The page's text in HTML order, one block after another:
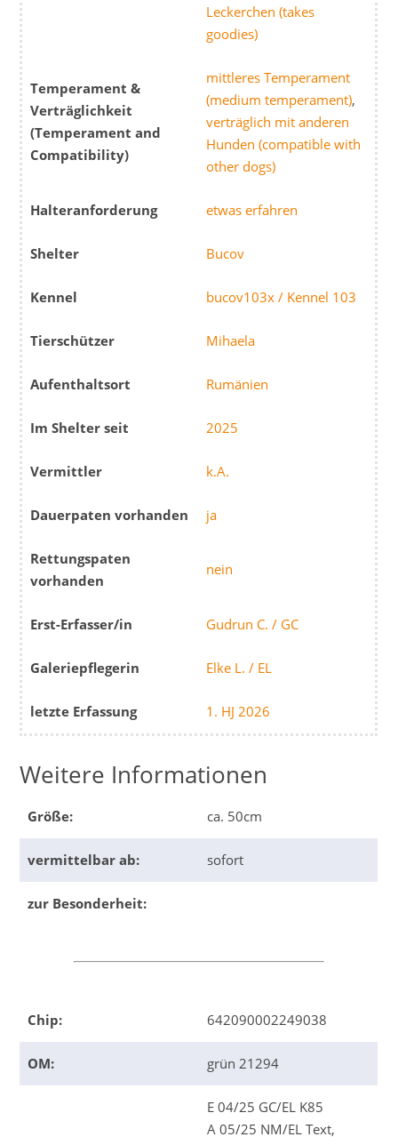
Leckerchen (takes
goodies)
Temperament &
Verträglichkeit
(Temperament and
Compatibility)
mittleres Temperament
(medium temperament),
verträglich mit anderen
Hunden (compatible with
other dogs)
Halteranforderung etwas erfahren
Shelter Bucov
Kennel bucov103x / Kennel 103
Tierschützer Mihaela
Aufenthaltsort Rumänien
Im Shelter seit 2025
Vermittler k.A.
Dauerpaten vorhanden ja
Rettungspaten
vorhanden
nein
Erst-Erfasser/in Gudrun C. / GC
Galeriepflegerin Elke L. / EL
letzte Erfassung 1. HJ 2026
Weitere Informationen
Größe: ca. 50cm
vermittelbar ab: sofort
zur Besonderheit:
Chip: 642090002249038
OM: grün 21294
E 04/25 GC/EL K85
A 05/25 NM/EL Text,